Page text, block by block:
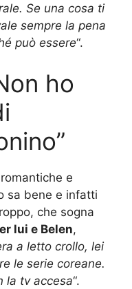
Se una cosa ti
sempre la pena
può essere“.
ho
e
sa bene e infatti
che sogna
lui e Belen,
a letto crollo, lei
le serie coreane.
la tv accesa“.